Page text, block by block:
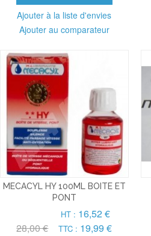
Ajouter à la liste d'envies
Ajouter au comparateur
MECACYL HY 100ML BOITE ET
PONT
28,00 €
HT : 16,52 €
TTC : 19,99 €